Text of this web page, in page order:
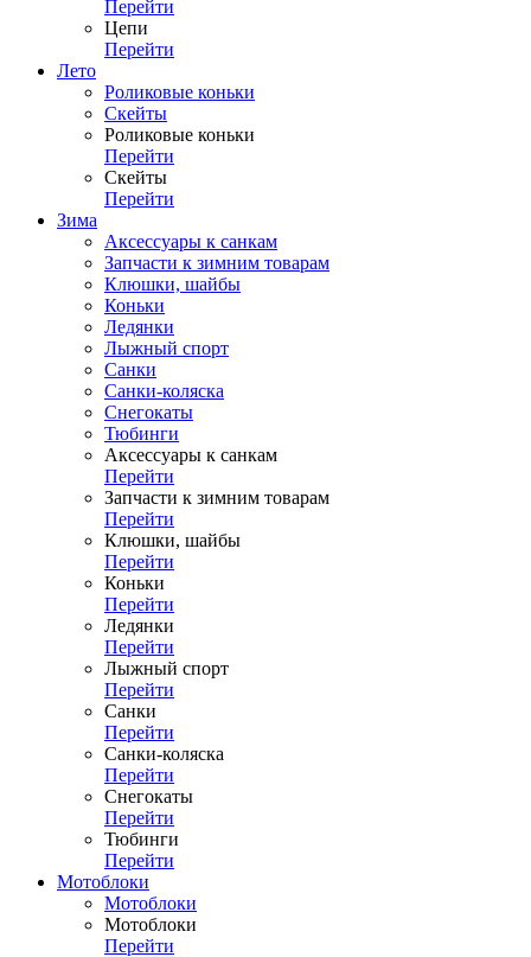
Перейти
Цепи
Перейти
Лето
Роликовые коньки
Скейты
Роликовые коньки
Перейти
Скейты
Перейти
Зима
Аксессуары к санкам
Запчасти к зимним товарам
Клюшки, шайбы
Коньки
Ледянки
Лыжный спорт
Санки
Санки-коляска
Снегокаты
Тюбинги
Аксессуары к санкам
Перейти
Запчасти к зимним товарам
Перейти
Клюшки, шайбы
Перейти
Коньки
Перейти
Ледянки
Перейти
Лыжный спорт
Перейти
Санки
Перейти
Санки-коляска
Перейти
Снегокаты
Перейти
Тюбинги
Перейти
Мотоблоки
Мотоблоки
Мотоблоки
Перейти